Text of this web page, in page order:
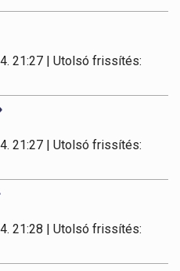
21:27 | Utolsó frissítés:
21:27 | Utolsó frissítés:
21:28 | Utolsó frissítés: